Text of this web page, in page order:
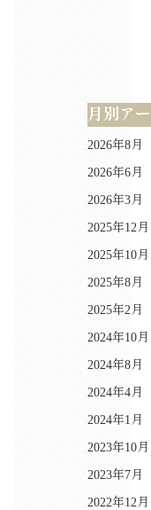
月別ア
2026年8月
2026年6月
2026年3月
2025年12月
2025年10月
2025年8月
2025年2月
2024年10月
2024年8月
2024年4月
2024年1月
2023年10月
2023年7月
2022年12月